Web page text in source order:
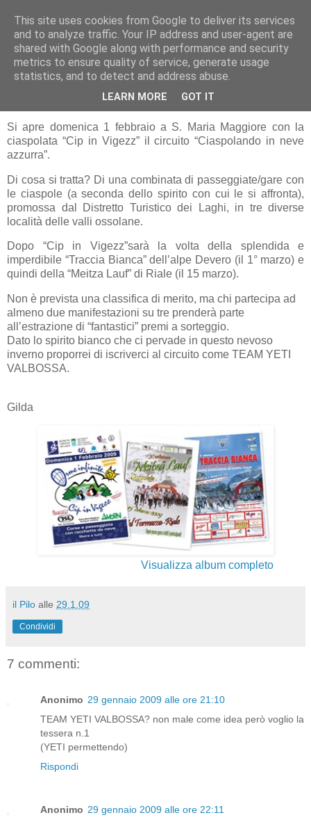
RUNNERS VALBOSSA
giovedì 29 gennaio 2009
CIASPOLANDO IN NEVE AZZURRA
Si apre domenica 1 febbraio a S. Maria Maggiore con la
ciaspolata “Cip in Vigezz” il circuito “Ciaspolando in neve
azzurra”.
Di cosa si tratta? Di una combinata di passeggiate/gare con
le ciaspole (a seconda dello spirito con cui le si affronta),
promossa dal Distretto Turistico dei Laghi, in tre diverse
località delle valli ossolane.
Dopo “Cip in Vigezz”sarà la volta della splendida e
imperdibile “Traccia Bianca” dell’alpe Devero (il 1° marzo) e
quindi della “Meitza Lauf” di Riale (il 15 marzo).
Non è prevista una classifica di merito, ma chi partecipa ad
almeno due manifestazioni su tre prenderà parte
all’estrazione di “fantastici” premi a sorteggio.
Dato lo spirito bianco che ci pervade in questo nevoso
inverno proporrei di iscriverci al circuito come TEAM YETI
VALBOSSA.
Gilda
Visualizza album completo
il Pilo alle 29.1.09
Condividi
7 commenti:
Anonimo 29 gennaio 2009 alle ore 21:10
TEAM YETI VALBOSSA? non male come idea però voglio la
tessera n.1
(YETI permettendo)
Rispondi
Anonimo 29 gennaio 2009 alle ore 22:11
This site uses cookies from Google to deliver its services
and to analyze traffic. Your IP address and user-agent are
shared with Google along with performance and security
metrics to ensure quality of service, generate usage
statistics, and to detect and address abuse.
LEARN MORE GOT IT